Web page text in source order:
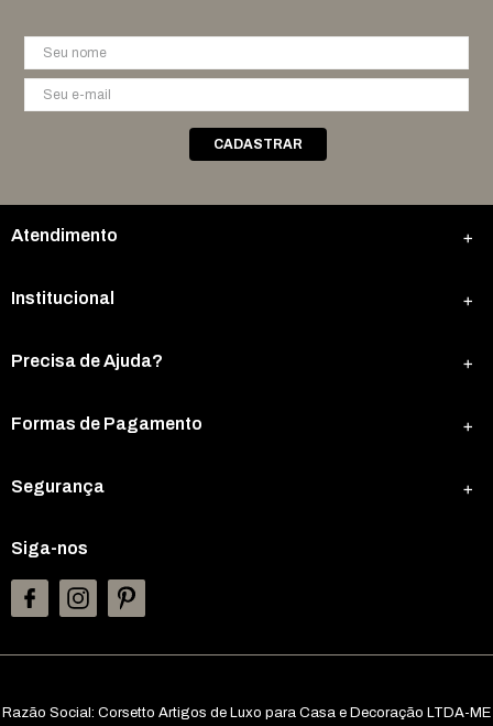
Atendimento
Institucional
Precisa de Ajuda?
Formas de Pagamento
Segurança
Siga-nos
Razão Social: Corsetto Artigos de Luxo para Casa e Decoração LTDA-ME